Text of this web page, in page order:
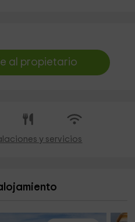
al propietario
y servicios